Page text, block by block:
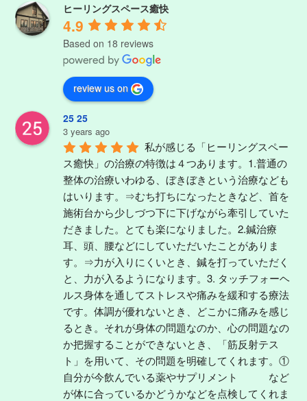
ヒーリングスペース癒快
4.9
Based on 18 reviews
review us on
25 25
3 years ago
私が感じる「ヒーリングスペー
ス癒快」の治療の特徴は４つあります。1.普通の
整体の治療いわゆる、ぼきぼきという治療なども
はいります。⇒むち打ちになったときなど、首を
施術台から少しづつ下に下げながら牽引していた
だきました。とても楽になりました。2.鍼治療
耳、頭、腰などにしていただいたことがありま
す。⇒力が入りにくいとき、鍼を打っていただく
と、力が入るようになります。3. タッチフォーヘ
ルス身体を通してストレスや痛みを緩和する療法
です。体調が優れないとき、どこかに痛みを感じ
るとき。それが身体の問題なのか、心の問題なの
か把握することができないとき、「筋反射テス
ト」を用いて、その問題を明確してくれます。①
自分が今飲んでいる薬やサプリメント　　　など
が体に合っているかどうかなどを点検してくれま